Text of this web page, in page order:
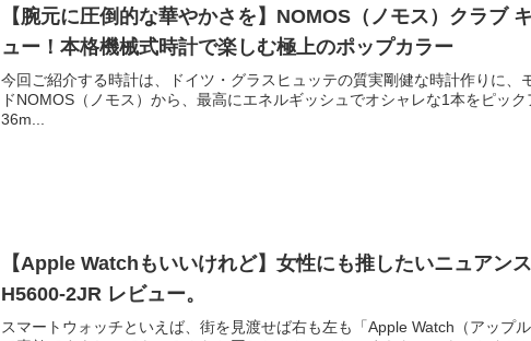
【腕元に圧倒的な華やかさを】NOMOS（ノモス）クラブ
ュー！本格機械式時計で楽しむ極上のポップカラー
今回ご紹介する時計は、ドイツ・グラスヒュッテの質実剛健な時計作りに
ドNOMOS（ノモス）から、最高にエネルギッシュでオシャレな1本をピッ
36m...
【Apple Watchもいいけれど】女性にも推したいニュアン
H5600-2JR レビュー。
スマートウォッチといえば、街を見渡せば右も左も「Apple Watch（アップ